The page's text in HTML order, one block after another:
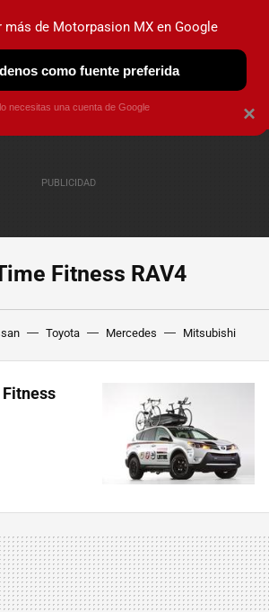
HOY NO CIRCULA
Fitness RAV4
Toyota Mercedes Mitsubishi
×
más de Motorpasion MX en Google
como fuente preferida
necesitas una cuenta de Google